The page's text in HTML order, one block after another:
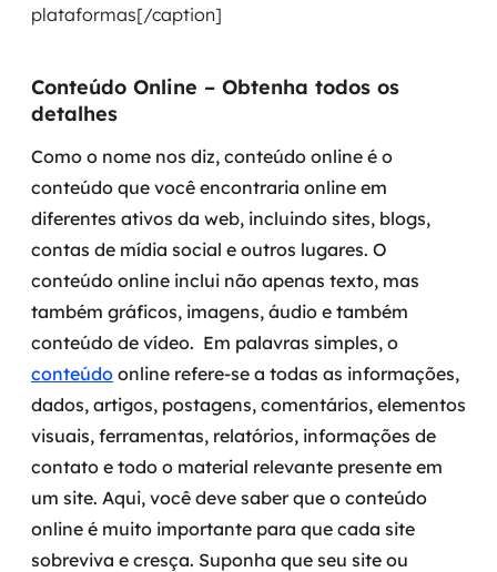
Pentest
MSS
Consultoria de segurança
Simulação de Phishing
Segurança de aplicações e Cloud
plataformas[/caption]
Conteúdo Online – Obtenha todos os
detalhes
Como o nome nos diz, conteúdo online é o
conteúdo que você encontraria online em
diferentes ativos da web, incluindo sites, blogs,
contas de mídia social e outros lugares. O
conteúdo online inclui não apenas texto, mas
também gráficos, imagens, áudio e também
conteúdo de vídeo. Em palavras simples, o
conteúdo online refere-se a todas as informações,
dados, artigos, postagens, comentários, elementos
visuais, ferramentas, relatórios, informações de
contato e todo o material relevante presente em
um site. Aqui, você deve saber que o conteúdo
online é muito importante para que cada site
sobreviva e cresça. Suponha que seu site ou